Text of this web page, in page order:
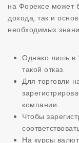
на Форексе может
дохода, так и
необходимых
Однако лишь в
такой отказ.
Для торговли
компании.
Чтобы
На курсы